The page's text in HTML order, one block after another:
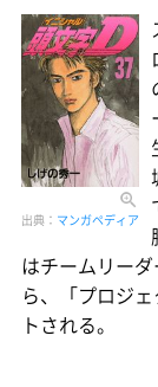
出典： マンガペディア
はチームリー
ら、「プロジ
トされる。